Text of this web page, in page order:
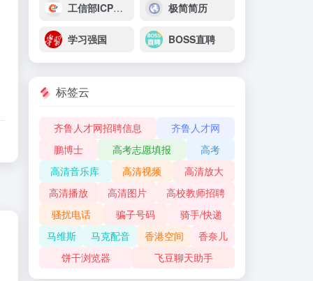
工信部ICP备案查询 极简简历
学习强国 BOSS直聘
标签云
齐鲁人才网招聘信息
齐鲁人才网
鹏博士
高考志愿填报
高考
高清音乐库
高清视频
高清放大
高清播放
高清图片
高校教师招聘
骚扰电话
骗子号码
骑手/快递
马维斯
马克配音 香港空间
香奈儿
饼干浏览器
飞豆聊天助手